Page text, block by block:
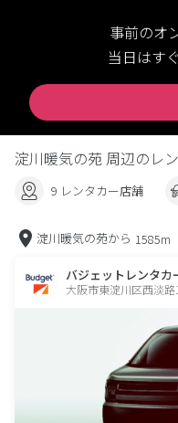
事前のオ
当日はす
淀川暖気の苑 周辺のレ
9 レンタカー店舗
淀川暖気の苑から 1585m
バジェットレンタカ
大阪市東淀川区西淡路